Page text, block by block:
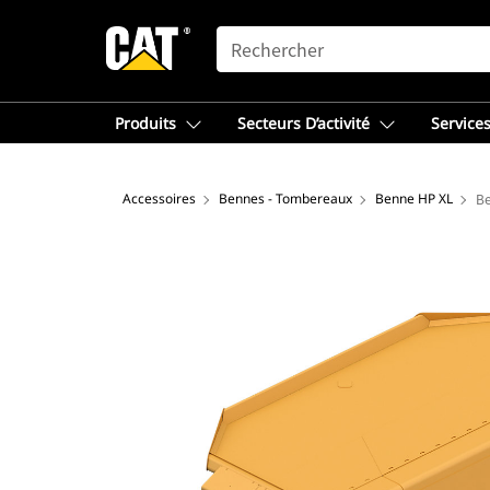
SEARCH
Produits Secteurs D’activité
Accessoires Bennes - Tombereaux Benne HP XL